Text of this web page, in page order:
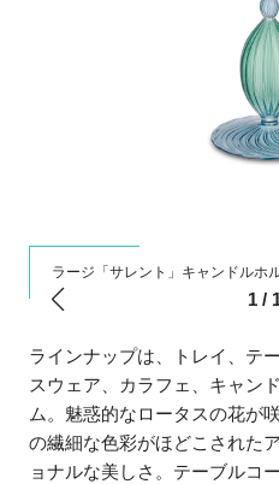
ラージ「サレント」キャンドルホ
1/
ラインナップは、トレイ、テ
スウェア、カラフェ、キャン
ム。魅惑的なロータスの花が
の繊細な色彩がほどこされた
ョナルな美しさ。テーブルコ